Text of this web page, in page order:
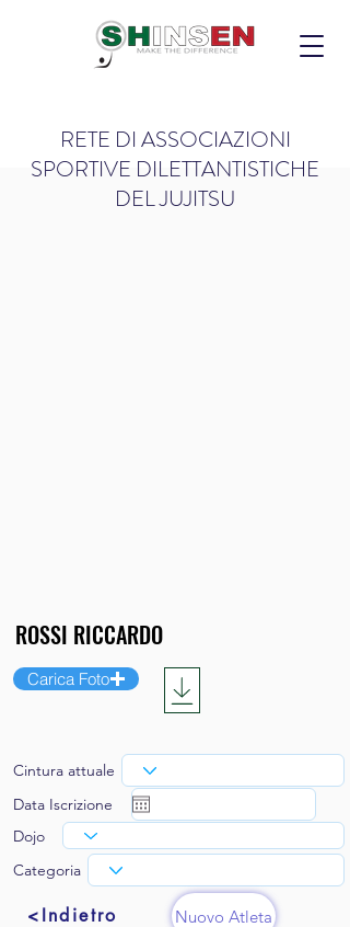
RETE DI ASSOCIAZIONI
SPORTIVE DILETTANTISTICHE
DEL JUJITSU
Carica Foto
Cintura attuale
Data Iscrizione
Dojo
Categoria
<Indietro Nuovo Atleta